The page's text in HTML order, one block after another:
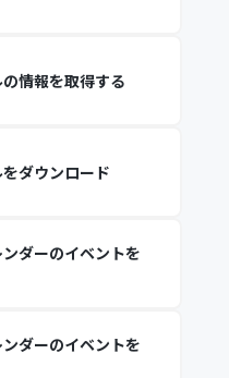
情報を取得する
ダウンロード
ダーのイベントを
ダーのイベントを